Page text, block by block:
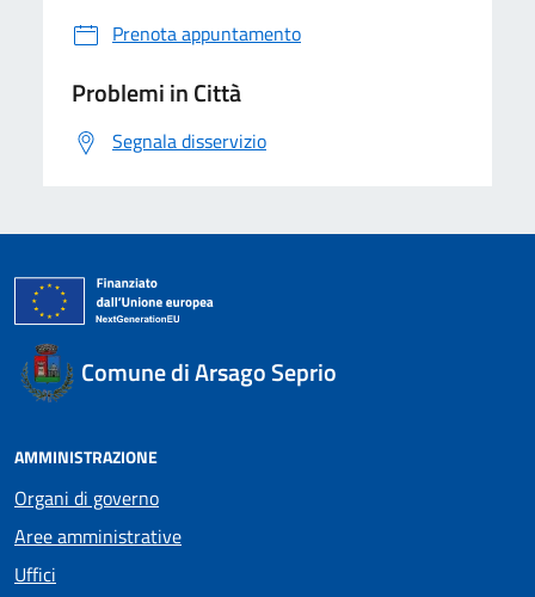
Prenota appuntamento
Problemi in Città
Segnala disservizio
Comune di Arsago Seprio
AMMINISTRAZIONE
Organi di governo
Aree amministrative
Uffici